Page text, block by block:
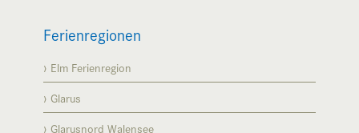
Ferienregionen
Elm Ferienregion
Glarus
Glarusnord Walensee